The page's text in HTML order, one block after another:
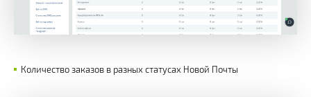
Количество заказов в разных статусах Новой Почты